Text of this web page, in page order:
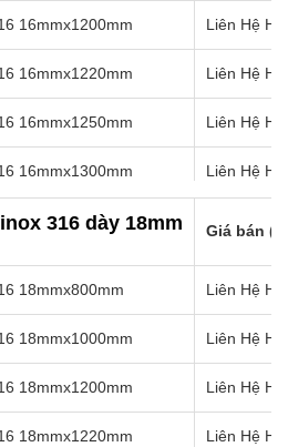
16mmx1200mm Liên Hệ
16mmx1220mm Liên Hệ
16mmx1250mm Liên Hệ
16mmx1300mm Liên Hệ
16mmx1350mm
16mmx1400mm Liên Hệ
16mmx1450mm Liên Hệ
16mmx1500mm Liên Hệ
16mmx1550mm Liên Hệ
316 dày 18mm Giá bán
18mmx800mm Liên Hệ
18mmx1000mm Liên Hệ
18mmx1200mm Liên Hệ
18mmx1220mm Liên Hệ